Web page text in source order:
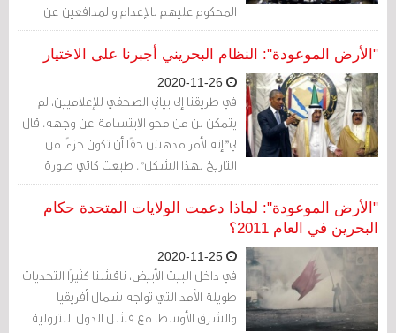
المحكوم عليهم بالإعدام والمدافعين عن
حقوق الإنسان.
"الأرض الموعودة": النظام البحريني أجبرنا على الاختيار
في طريقنا إلى بياني الصحفي للإعلاميين، لم
يتمكن بن من محو الابتسامة عن وجهه. قال
لي"إنه لأمر مدهش حقًا أن تكون جزءًا من
التاريخ بهذا الشكل". طبعت كاتي صورة
وتركتها على مكتبي؛ تظهَر فيها مجموعة
من المتظاهرين الشباب في الساحة المصرية
يرفعون لافتة كتب عليها "نعم نستطيع".
"الأرض الموعودة": لماذا دعمت الولايات المتحدة حكام
البحرين في العام 2011؟
في داخل البيت الأبيض، ناقشنا كثيرًا التحديات
طويلة الأمد التي تواجه شمال أفريقيا
والشرق الأوسط. مع فشل الدول البترولية